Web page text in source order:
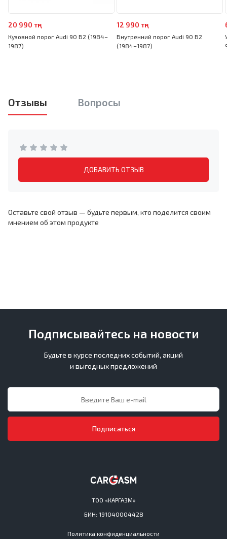
20 990 тңг
Кузовной порог Audi 90 B2 (1984–
1987)
12 990 тңг
Внутренний порог Audi 90 B2
(1984–1987)
Отзывы Вопросы
ДОБАВИТЬ ОТЗЫВ
Оставьте свой отзыв — будьте первым, кто поделится своим
мнением об этом продукте
ТОО «КАРГАЗМ»
БИН: 191040004428
Политика конфиденциальности
Подписывайтесь на новости
Будьте в курсе последних событий, акций
и выгодных предложений
Подписаться